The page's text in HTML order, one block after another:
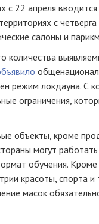
с 22 апреля
с
салоны и
количества
режим локдауна. С
ограничения,
объекты, кроме
могут
обучения. Кроме
красоты, спорта
масок